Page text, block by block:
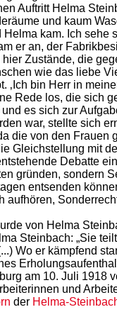
Auftritt Helma
und kaum
kam. Ich
er an, der
Zustände, die
wie das liebe
‚Ich bin Herr in
Rede los, die sich
es sich zur
war, stellte sich
die von den
Gleichstellung mit
Debatte
gründen, sondern
entsenden
von Helma
Steinbach: „Sie
Wo er kämpfend
am 10. Juli
und
der Helma-